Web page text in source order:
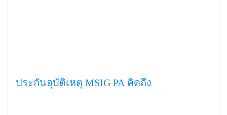
ประกันอุบัติเหตุ MSIG PA คิดถึง